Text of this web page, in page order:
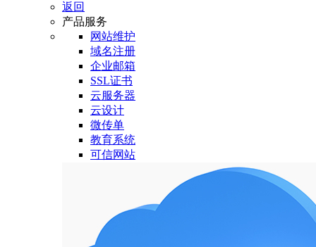
返回
产品服务
网站维护
域名注册
企业邮箱
SSL证书
云服务器
云设计
微传单
教育系统
可信网站